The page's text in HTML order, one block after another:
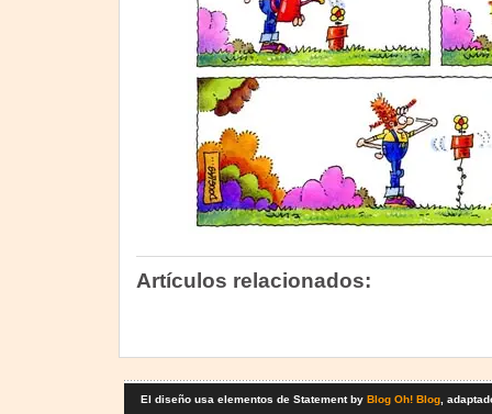
Artículos relacionados:
El diseño usa elementos de Statement by Blog Oh! Blog,